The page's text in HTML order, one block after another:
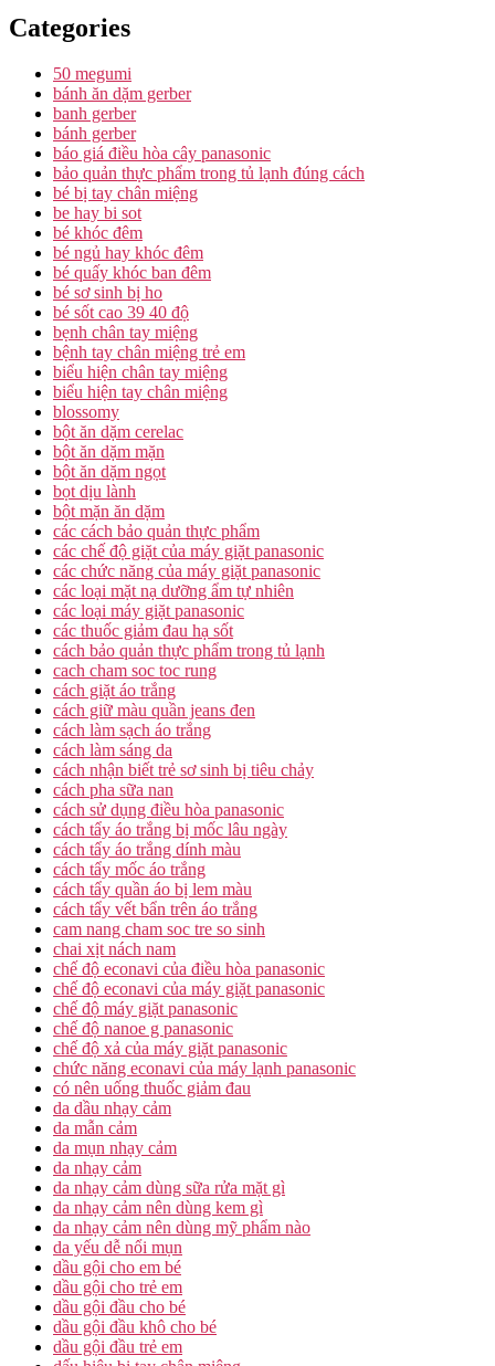
Categories
50 megumi
bánh ăn dặm gerber
banh gerber
bánh gerber
báo giá điều hòa cây panasonic
bảo quản thực phẩm trong tủ lạnh đúng cách
bé bị tay chân miệng
be hay bi sot
bé khóc đêm
bé ngủ hay khóc đêm
bé quấy khóc ban đêm
bé sơ sinh bị ho
bé sốt cao 39 40 độ
bẹnh chân tay miệng
bệnh tay chân miệng trẻ em
biểu hiện chân tay miệng
biểu hiện tay chân miệng
blossomy
bột ăn dặm cerelac
bột ăn dặm mặn
bột ăn dặm ngọt
bọt dịu lành
bột mặn ăn dặm
các cách bảo quản thực phẩm
các chế độ giặt của máy giặt panasonic
các chức năng của máy giặt panasonic
các loại mặt nạ dưỡng ẩm tự nhiên
các loại máy giặt panasonic
các thuốc giảm đau hạ sốt
cách bảo quản thực phẩm trong tủ lạnh
cach cham soc toc rung
cách giặt áo trắng
cách giữ màu quần jeans đen
cách làm sạch áo trắng
cách làm sáng da
cách nhận biết trẻ sơ sinh bị tiêu chảy
cách pha sữa nan
cách sử dụng điều hòa panasonic
cách tẩy áo trắng bị mốc lâu ngày
cách tẩy áo trắng dính màu
cách tẩy mốc áo trắng
cách tẩy quần áo bị lem màu
cách tẩy vết bẩn trên áo trắng
cam nang cham soc tre so sinh
chai xịt nách nam
chế độ econavi của điều hòa panasonic
chế độ econavi của máy giặt panasonic
chế độ máy giặt panasonic
chế độ nanoe g panasonic
chế độ xả của máy giặt panasonic
chức năng econavi của máy lạnh panasonic
có nên uống thuốc giảm đau
da dầu nhạy cảm
da mẫn cảm
da mụn nhạy cảm
da nhạy cảm
da nhạy cảm dùng sữa rửa mặt gì
da nhạy cảm nên dùng kem gì
da nhạy cảm nên dùng mỹ phẩm nào
da yếu dễ nổi mụn
dầu gội cho em bé
dầu gội cho trẻ em
dầu gội đầu cho bé
dầu gội đầu khô cho bé
dầu gội đầu trẻ em